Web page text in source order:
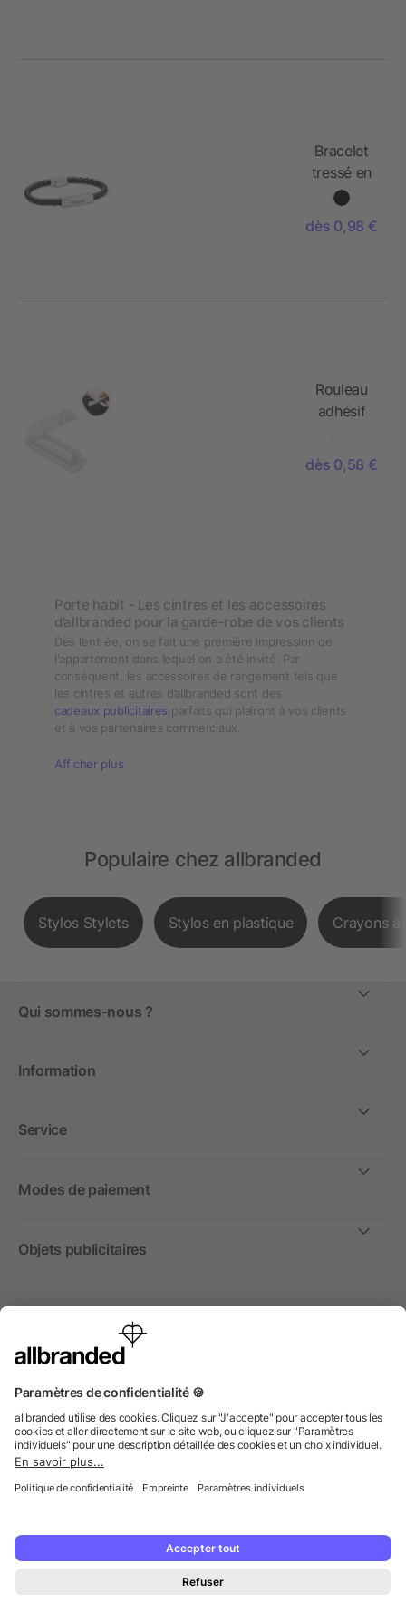
Bracelet
tressé en
simili cuir
dès 0,98 €
Rouleau
adhésif
dès 0,58 €
Porte habit - Les cintres et les accessoires
d’allbranded pour la garde-robe de vos clients
Dès l’entrée, on se fait une première impression de
l'appartement dans lequel on a été invité. Par
conséquent, les accessoires de rangement tels que
les cintres et autres d’allbranded sont des
cadeaux publicitaires parfaits qui plairont à vos clients
et à vos partenaires commerciaux.
Afficher plus
Populaire chez allbranded
Stylos Stylets Stylos en plastique Crayons à
Qui sommes-nous ?
Information
Service
Modes de paiement
Objets publicitaires
International
Nous commercialisons nos objets publicitaires et articles
non aux personnes privées.